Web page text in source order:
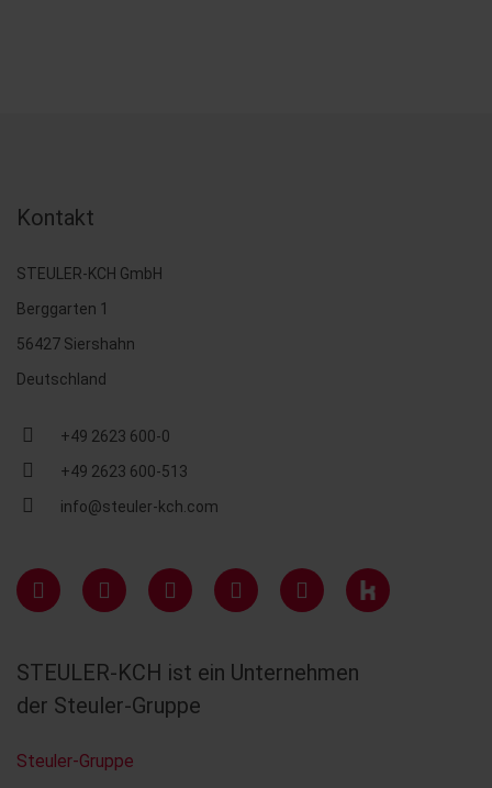
Kontakt
STEULER-KCH GmbH
Berggarten 1
56427 Siershahn
Deutschland
+49 2623 600-0
+49 2623 600-513
info@steuler-kch.com
STEULER-KCH ist ein Unternehmen
der Steuler-Gruppe
Steuler-Gruppe